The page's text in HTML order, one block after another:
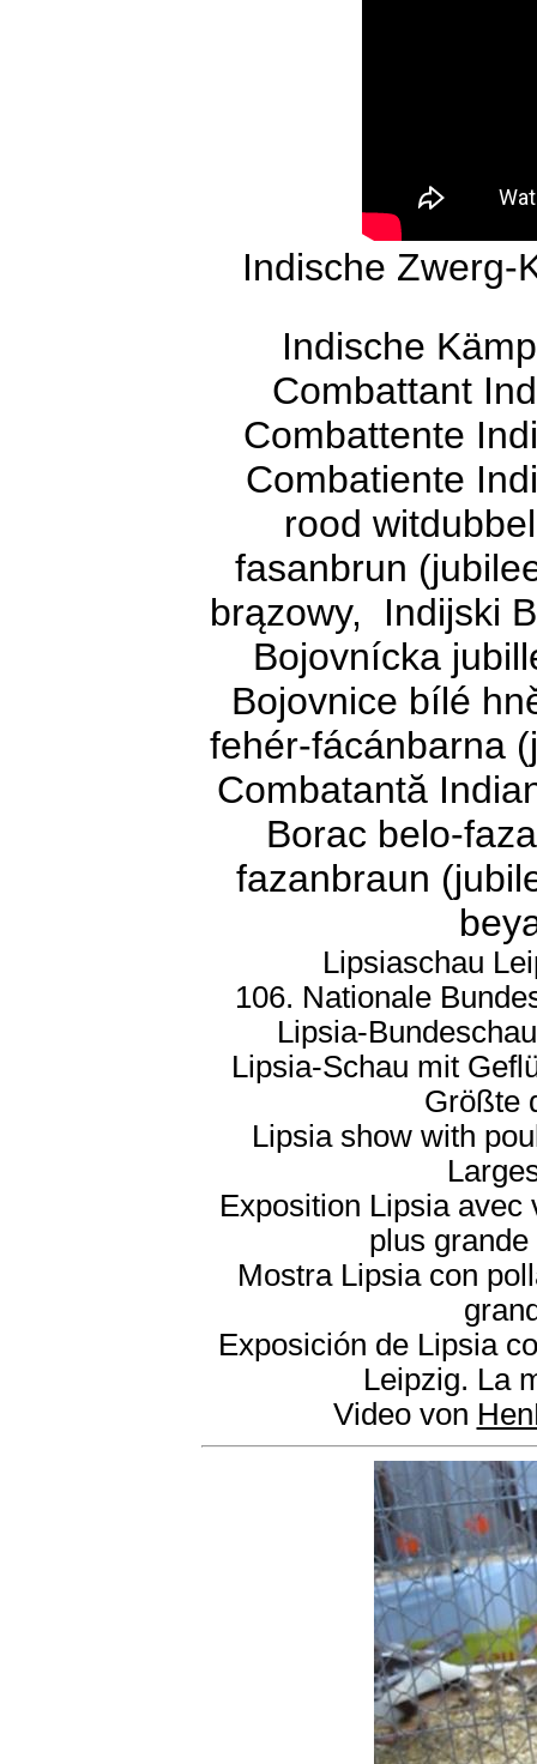
Indische
Indische
Combattant
Combattente
Combatiente
rood
fasanbrun
brązowy, Indijski
Bojovnícka
Bojovnice bílé
fehér-fácánbarna
Combatantă
Borac belo-
fazanbraun
Lipsiaschau
106. Nationale
Lipsia-
Lipsia-Schau mit
Größte
Lipsia show with
Exposition Lipsia avec
plus
Mostra Lipsia con
Exposición de Lipsia
Leipzig. La
Video von